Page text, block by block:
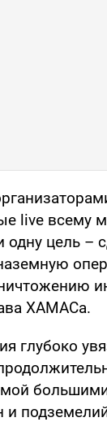
live всему
одну цель –
ХАМАСа.
глубоко
и